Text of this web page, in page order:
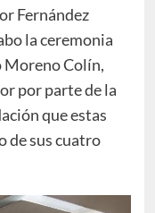
Fernández
la ceremonia
Moreno Colín,
por parte de la
que estas
de sus cuatro